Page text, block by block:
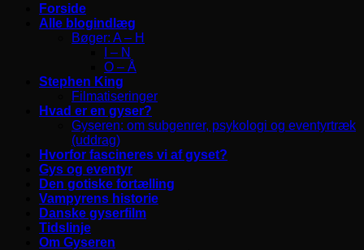
Forside
Alle blogindlæg
Bøger: A – H
I – N
O – Å
Stephen King
Filmatiseringer
Hvad er en gyser?
Gyseren: om subgenrer, psykologi og eventyrtræk
(uddrag)
Hvorfor fascineres vi af gyset?
Gys og eventyr
Den gotiske fortælling
Vampyrens historie
Danske gyserfilm
Tidslinje
Om Gyseren